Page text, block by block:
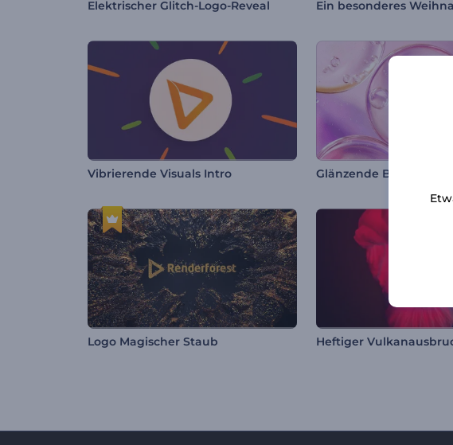
Elektrischer Glitch-Logo-Reveal Ein besonderes
Vibrierende Visuals Intro Glänzende Blasen Intro
Logo Magischer Staub